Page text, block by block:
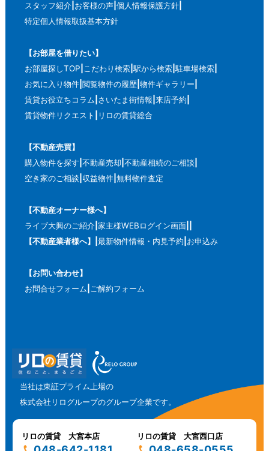
スタッフ紹介 お客様の声 個人情報保護方針
特定個人情報取扱基本方針
【お部屋を借りたい】
お部屋探しTOP こだわり検索 駅から検索 駐車場検索
お気に入り物件 閲覧物件の履歴 物件ギャラリー
賃貸お役立ちコラム さいたま街情報 来店予約
賃貸物件リクエスト
リロの賃貸総合
【不動産売買】
購入物件を探す 不動産売却 不動産相続のご相談
空き家のご相談 収益物件 無料物件査定
【不動産オーナー様へ】
ライブ大興のご紹介 家主様WEBログイン画面
【不動産業者様へ】
最新物件情報・内見予約 お申込み
【お問い合わせ】
お問合せフォーム ご解約フォーム
当社は東証プライム上場の
株式会社リログループのグループ企業です。
リロの賃貸 大宮本店 リロの賃貸 大宮西口店